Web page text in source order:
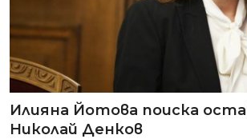
Илияна Йотова поиска
Николай Денков